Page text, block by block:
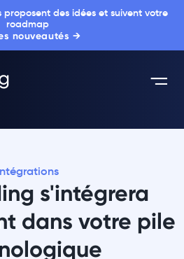
proposent des idées et suivent votre
roadmap
nouveautés →
s'intégrera
dans votre pile